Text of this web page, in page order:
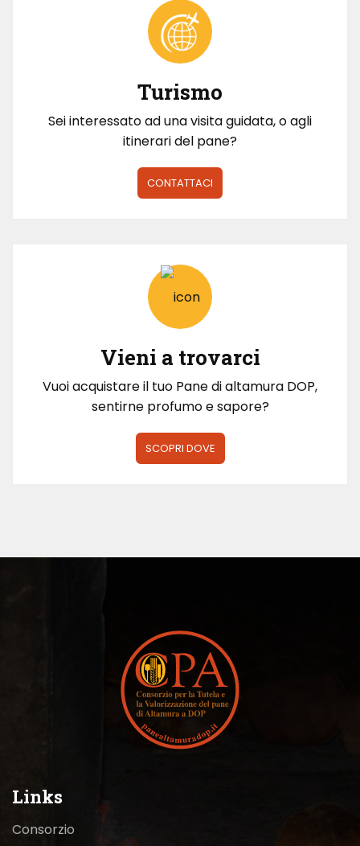
Turismo
Sei interessato ad una visita guidata, o agli
itinerari del pane?
CONTATTACI
Vieni a trovarci
Vuoi acquistare il tuo Pane di altamura DOP,
sentirne profumo e sapore?
SCOPRI DOVE
Links
Consorzio